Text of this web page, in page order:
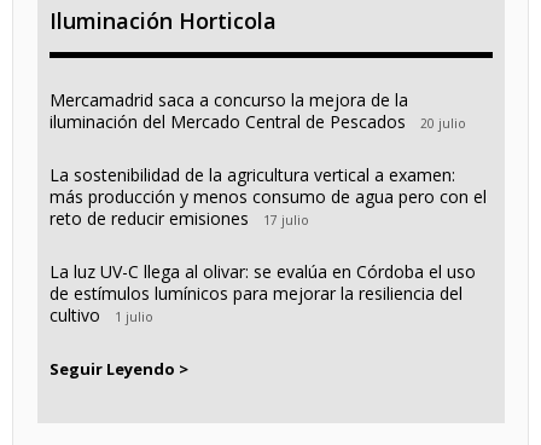
Iluminación Horticola
Mercamadrid saca a concurso la mejora de la
iluminación del Mercado Central de Pescados
20 julio
La sostenibilidad de la agricultura vertical a examen:
más producción y menos consumo de agua pero con el
reto de reducir emisiones
17 julio
La luz UV-C llega al olivar: se evalúa en Córdoba el uso
de estímulos lumínicos para mejorar la resiliencia del
cultivo
1 julio
Seguir Leyendo >